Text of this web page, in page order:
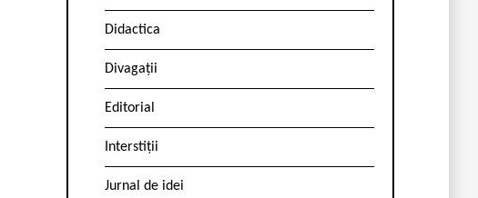
Didactica
Divagații
Editorial
Interstiții
Jurnal de idei